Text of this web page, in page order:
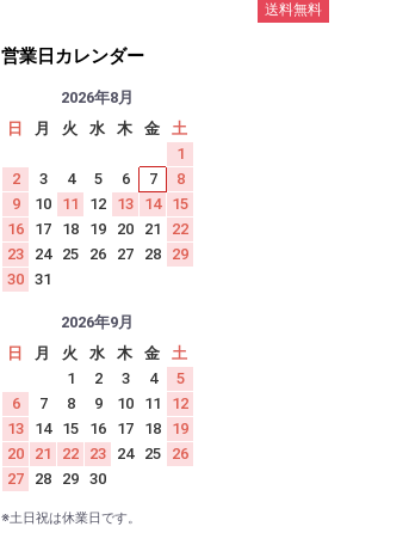
営業日カレンダー
2026年8月
日
月 火 水 木 金
土
1
2
3 4 5 6 7
8
9
10 11 12 13 14
15
16
17 18 19 20 21
22
23
24 25 26 27 28
29
30 31
2026年9月
日
月 火 水 木 金
土
1
2 3 4
5
6
7 8 9 10 11
12
13
14 15 16 17 18
19
20
21 22 23 24 25
26
27
28 29 30
※土日祝は休業日です。
送料無料